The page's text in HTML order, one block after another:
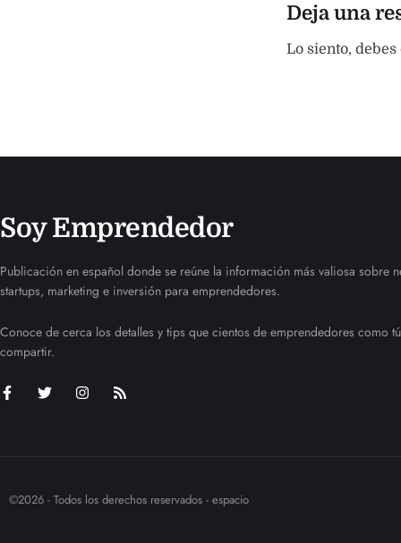
Deja una
Lo siento,
Soy Emprendedor
Publicación en español donde se reúne la información más valiosa sobre
startups, marketing e inversión para emprendedores.
Conoce de cerca los detalles y tips que cientos de emprendedores como
compartir.
©2026 - Todos los derechos reservados - espacio